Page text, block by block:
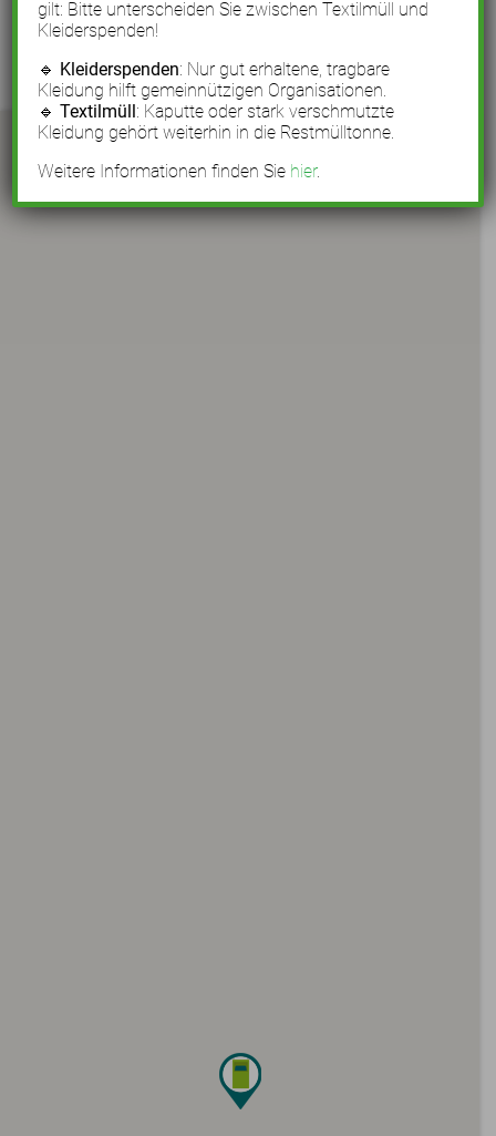
gilt: Bitte unterscheiden Sie zwischen Textilmüll und
Kleiderspenden!
🔹 Kleiderspenden: Nur gut erhaltene, tragbare
Kleidung hilft gemeinnützigen Organisationen.
🔹Textilmüll: Kaputte oder stark verschmutzte
Kleidung gehört weiterhin in die Restmülltonne.
Weitere Informationen finden Sie hier.